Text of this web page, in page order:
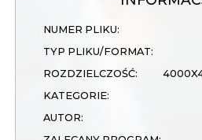
NUMER PLIKU:
TYP PLIKU/FORMAT:
ROZDZIELCZOŚĆ:
KATEGORIE:
AUTOR: